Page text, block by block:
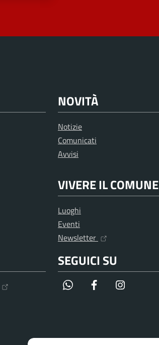
NOVITÀ
Notizie
Comunicati
Avvisi
VIVERE IL COMUNE
Luoghi
Eventi
Newsletter
SEGUICI SU
WhatsApp Facebook